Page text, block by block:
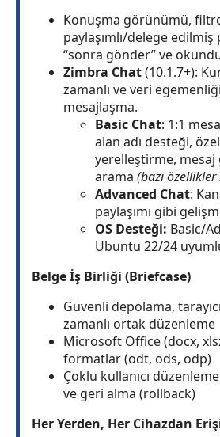
Konuşma görünümü,
paylaşımlı/delege edilmiş
“sonra gönder” ve
Zimbra Chat(10.1.7+):
zamanlı ve veri
mesajlaşma.
Basic Chat: 1:1
alan adı desteği,
yerelleştirme, mesaj
arama (bazı özellikler
Advanced Chat:
paylaşımı gibi
OS Desteği: Basic/
Ubuntu 22/24
Belge İş Birliği (Briefcase)
Güvenli depolama,
zamanlı ortak düzenleme
Microsoft Office (docx,
formatlar (odt, ods, odp)
Çoklu kullanıcı
ve geri alma (rollback)
Her Yerden, Her Cihazdan